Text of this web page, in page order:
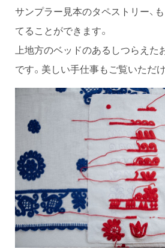
サンプラー見本のタペストリー、
てることができます。
上地方のベッドのあるしつらえた
です。美しい手仕事もご覧いただけ